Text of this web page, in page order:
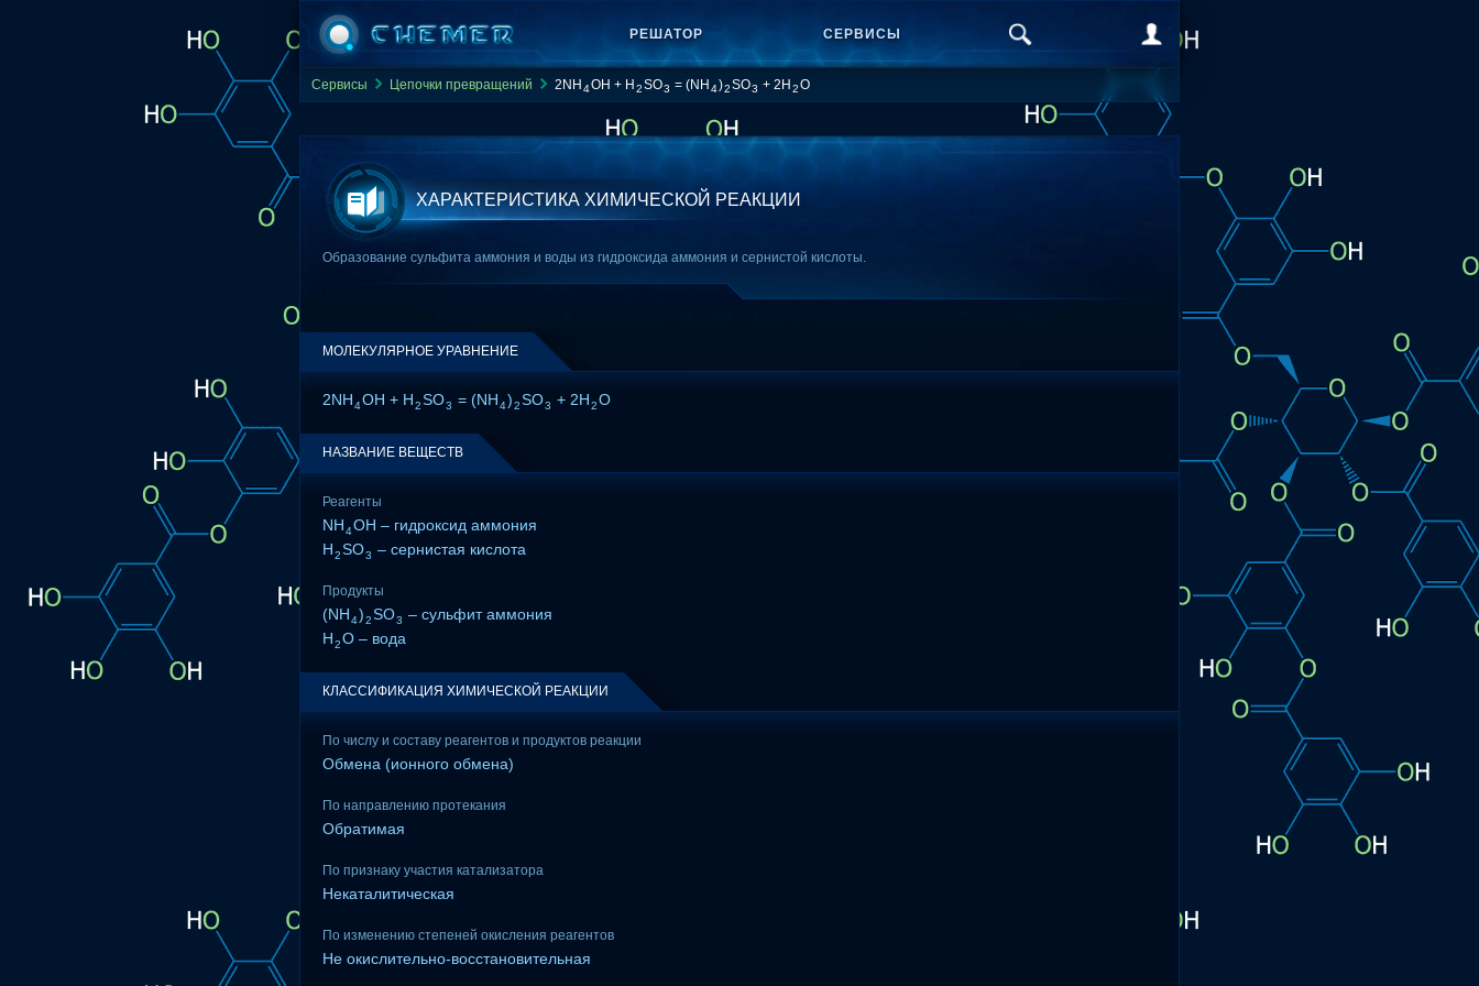
РЕШАТОР СЕРВИСЫ
Сервисы Цепочки превращений 2NH 4OH + H 2SO3 = (NH 4)2SO3 + 2H 2O
ХАРАКТЕРИСТИКА ХИМИЧЕСКОЙ РЕАКЦИИ
Образование сульфита аммония и воды из гидроксида аммония и сернистой кислоты.
МОЛЕКУЛЯРНОЕ УРАВНЕНИЕ
2NH4OH + H2SO3 = (NH4)2SO3 + 2H2O
НАЗВАНИЕ ВЕЩЕСТВ
Реагенты
NH4OH – гидроксид аммония
H2SO3 – сернистая кислота
Продукты
(NH4)2SO3 – сульфит аммония
H2O – вода
КЛАССИФИКАЦИЯ ХИМИЧЕСКОЙ РЕАКЦИИ
По числу и составу реагентов и продуктов реакции
Обмена (ионного обмена)
По направлению протекания
Обратимая
По признаку участия катализатора
Некаталитическая
По изменению степеней окисления реагентов
Не окислительно-восстановительная